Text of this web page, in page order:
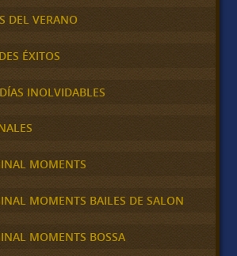
DEL VERANO
ÉXITOS
INOLVIDABLES
MOMENTS
MOMENTS BAILES DE SALON
MOMENTS BOSSA